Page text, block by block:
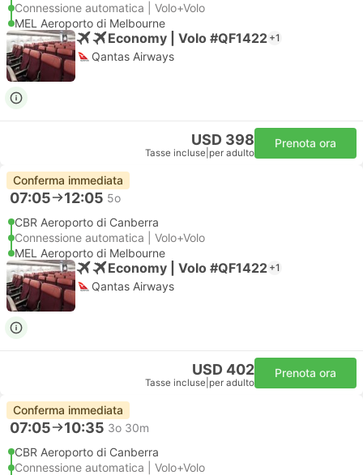
Connessione automatica | Volo+Volo
MEL Aeroporto di Melbourne
Economy | Volo #QF1422 +1
Qantas Airways
USD 398
Tasse incluse per adulto
Prenota ora
Conferma immediata
07:05 12:05 5o
CBR Aeroporto di Canberra
Connessione automatica | Volo+Volo
MEL Aeroporto di Melbourne
Economy | Volo #QF1422 +1
Qantas Airways
USD 402
Tasse incluse per adulto
Prenota ora
Conferma immediata
07:05 10:35 3o 30m
CBR Aeroporto di Canberra
Connessione automatica | Volo+Volo